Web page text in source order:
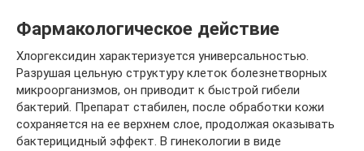
Фармакологическое действие
Хлоргексидин характеризуется универсальностью.
Разрушая цельную структуру клеток болезнетворных
микроорганизмов, он приводит к быстрой гибели
бактерий. Препарат стабилен, после обработки кожи
сохраняется на ее верхнем слое, продолжая оказывать
бактерицидный эффект. В гинекологии в виде